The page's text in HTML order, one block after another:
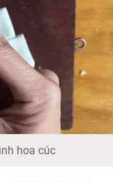
hoa cúc